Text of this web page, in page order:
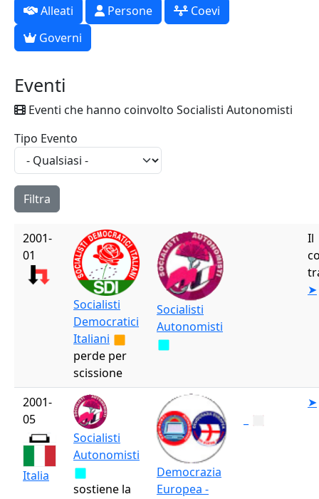
Alleati
Persone
Coevi
Governi
Eventi
Eventi che hanno coinvolto Socialisti Autonomisti
Tipo Evento
2001-
01
Socialisti
Democratici
Italiani
perde per
scissione
Socialisti
Autonomisti
Il
➤
2001-
05
Italia
Socialisti
Autonomisti
sostiene la
Democrazia
Europea -
➤